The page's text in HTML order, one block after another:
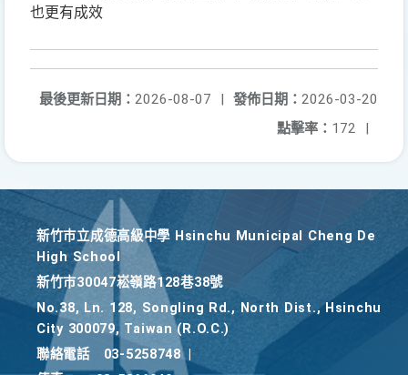
也更有成效
發佈日期： 2026-03-20
最後更新日期： 2026-08-07
|
點擊率： 172 |
新竹巿立成德高級中學 Hsinchu Municipal Cheng De
High School
新竹巿30047崧嶺路128巷38號
No.38, Ln. 128, Songling Rd., North Dist., Hsinchu
City 300079, Taiwan (R.O.C.)
聯絡電話
03-5258748